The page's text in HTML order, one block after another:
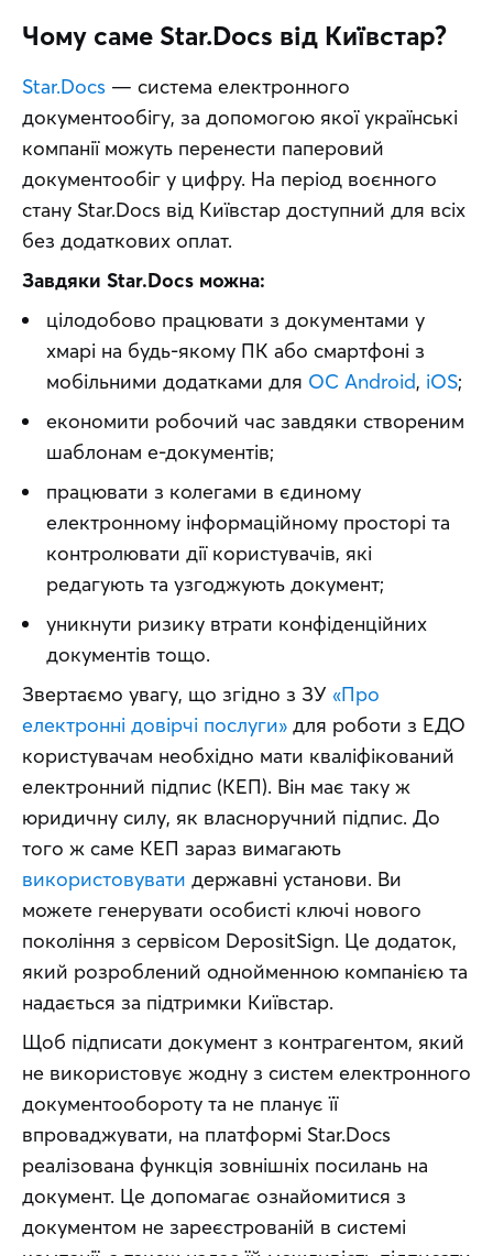
Чому саме Star.Docs від Київстар?
Star.Docs — система електронного
документообігу, за допомогою якої українські
компанії можуть перенести паперовий
документообіг у цифру. На період воєнного
стану Star.Docs від Київстар доступний для всіх
без додаткових оплат.
Завдяки Star.Docs можна:
цілодобово працювати з документами у
хмарі на будь-якому ПК або смартфоні з
мобільними додатками для ОС Android, iOS;
економити робочий час завдяки створеним
шаблонам е-документів;
працювати з колегами в єдиному
електронному інформаційному просторі та
контролювати дії користувачів, які
редагують та узгоджують документ;
уникнути ризику втрати конфіденційних
документів тощо.
Звертаємо увагу, що згідно з ЗУ «Про
електронні довірчі послуги» для роботи з ЕДО
користувачам необхідно мати кваліфікований
електронний підпис (КЕП). Він має таку ж
юридичну силу, як власноручний підпис. До
використовувати державні установи. Ви
можете генерувати особисті ключі нового
покоління з сервісом DepositSign. Це додаток,
який розроблений однойменною компанією та
надається за підтримки Київстар.
Щоб підписати документ з контрагентом, який
не використовує жодну з систем електронного
документообороту та не планує її
впроваджувати, на платформі Star.Docs
реалізована функція зовнішніх посилань на
документ. Це допомагає ознайомитися з
документом не зареєстрованій в системі